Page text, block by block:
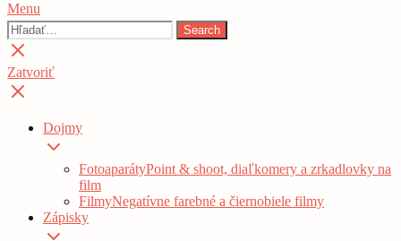
Menu
Hľadať:
Search
Zatvoriť
Zatvoriť
Dojmy
Show
menu FotoaparátyPoint & shoot, diaľkomery a zrkadlovky na
film
FilmyNegatívne farebné a čiernobiele filmy
Zápisky
Show